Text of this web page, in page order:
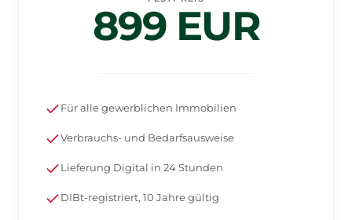
899 EUR
Für alle gewerblichen Immobilien
Verbrauchs- und Bedarfsausweise
Lieferung Digital in 24 Stunden
DIBt-registriert, 10 Jahre gültig